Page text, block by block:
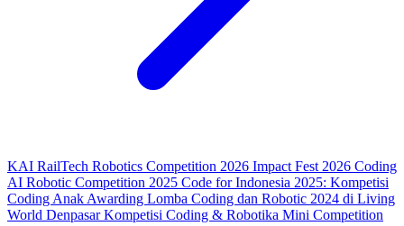
KAI RailTech Robotics Competition 2026 Impact Fest 2026 Coding
AI Robotic Competition 2025 Code for Indonesia 2025: Kompetisi
Coding Anak Awarding Lomba Coding dan Robotic 2024 di Living
World DenpasarKompetisi Coding & Robotika Mini Competition